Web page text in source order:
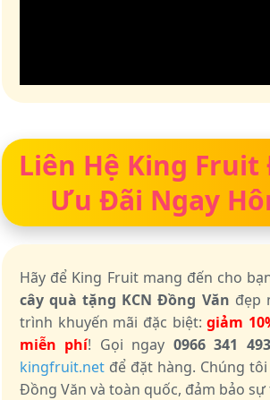
Liên Hệ King Fruit
Ưu Đãi Ngay
Hãy để King Fruit mang đến cho
cây quà tặng KCN Đồng Văn đẹp
trình khuyến mãi đặc biệt:giảm
miễn phí! Gọi ngay 0966 341 493
kingfruit.net để đặt hàng. Chúng
Đồng Văn và toàn quốc, đảm bảo